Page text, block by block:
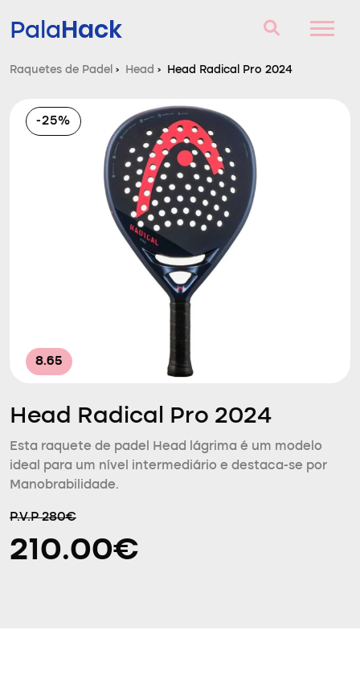
PalaHack
Perguntas e respostas
Comparador
Raquetes de Padel › Head › Head Radical Pro 2024
-25%
8.65
Head Radical Pro 2024
Esta raquete de padel Head lágrima é um modelo
ideal para um nível intermediário e destaca-se por
Manobrabilidade.
P.V.P 280€
210.00€